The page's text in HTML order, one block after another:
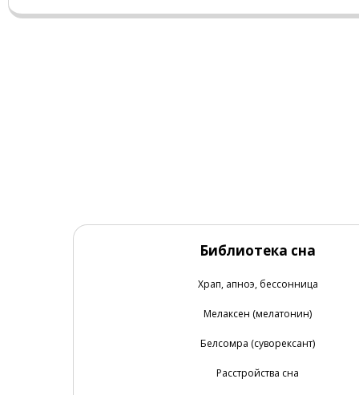
Библиотека сна
Храп, апноэ, бессонница
Мелаксен (мелатонин)
Белсомра (суворексант)
Расстройства сна